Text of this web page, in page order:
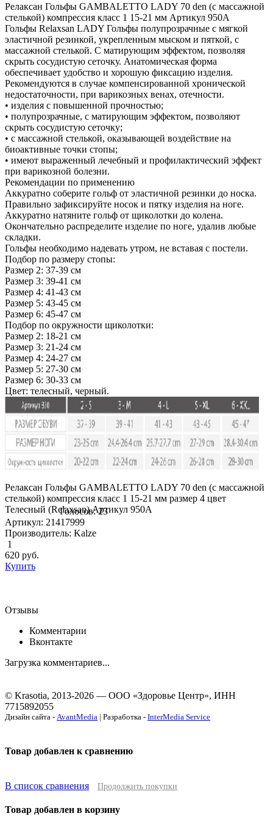
Релаксан Гольфы GAMBALETTO LADY 70 den (с массажной
стелькой) компрессия класс 1 15-21 мм Артикул 950A
Гольфы Relaxsan LADY Гольфы полупрозрачные с мягкой
эластичной резинкой, укрепленным мыском и пяткой, с
массажной стелькой. С матирующим эффектом, позволяя
скрыть сосудистую сеточку. Анатомическая форма
обеспечивает удобство и хорошую фиксацию изделия.
Рекомендуются в случае компенсированной хронической
недостаточности, при варикозных венах, отечности.
• изделия с повышенной прочностью;
• полупрозрачные, с матирующим эффектом, позволяют
скрыть сосудистую сеточку;
• с массажной стелькой, оказывающей воздействие на
биоактивные точки стопы;
• имеют выраженный лечебный и профилактический эффект
при варикозной болезни.
Рекомендации по применению
Аккуратно соберите гольф от эластичной резинки до носка.
Правильно зафиксируйте носок и пятку изделия на ноге.
Аккуратно натяните гольф от щиколотки до колена.
Окончательно распределите изделие по ноге, удалив любые
складки.
Гольфы необходимо надевать утром, не вставая с постели.
Подбор по размеру стопы:
Размер 2: 37-39 см
Размер 3: 39-41 см
Размер 4: 41-43 см
Размер 5: 43-45 см
Размер 6: 45-47 см
Подбор по окружности щиколотки:
Размер 2: 18-21 см
Размер 3: 21-24 см
Размер 4: 24-27 см
Размер 5: 27-30 см
Размер 6: 30-33 см
Цвет: телесный, черный.
Релаксан Гольфы GAMBALETTO LADY 70 den (с массажной
стелькой) компрессия класс 1 15-21 мм размер 4 цвет
Телесный (Relaxsan) Артикул 950A
Голосов: 23
Артикул: 21417999
Производитель: Kalze
1
620 руб.
Купить
Отзывы
Комментарии
Вконтакте
Загрузка комментариев...
© Krasotia, 2013-2026 — ООО «Здоровье Центр», ИНН
7715892055
Дизайн сайта - AvantMedia | Разработка - InterMedia Service
Товар добавлен к сравнению
В список сравнения Продолжить покупки
Товар добавлен в корзину